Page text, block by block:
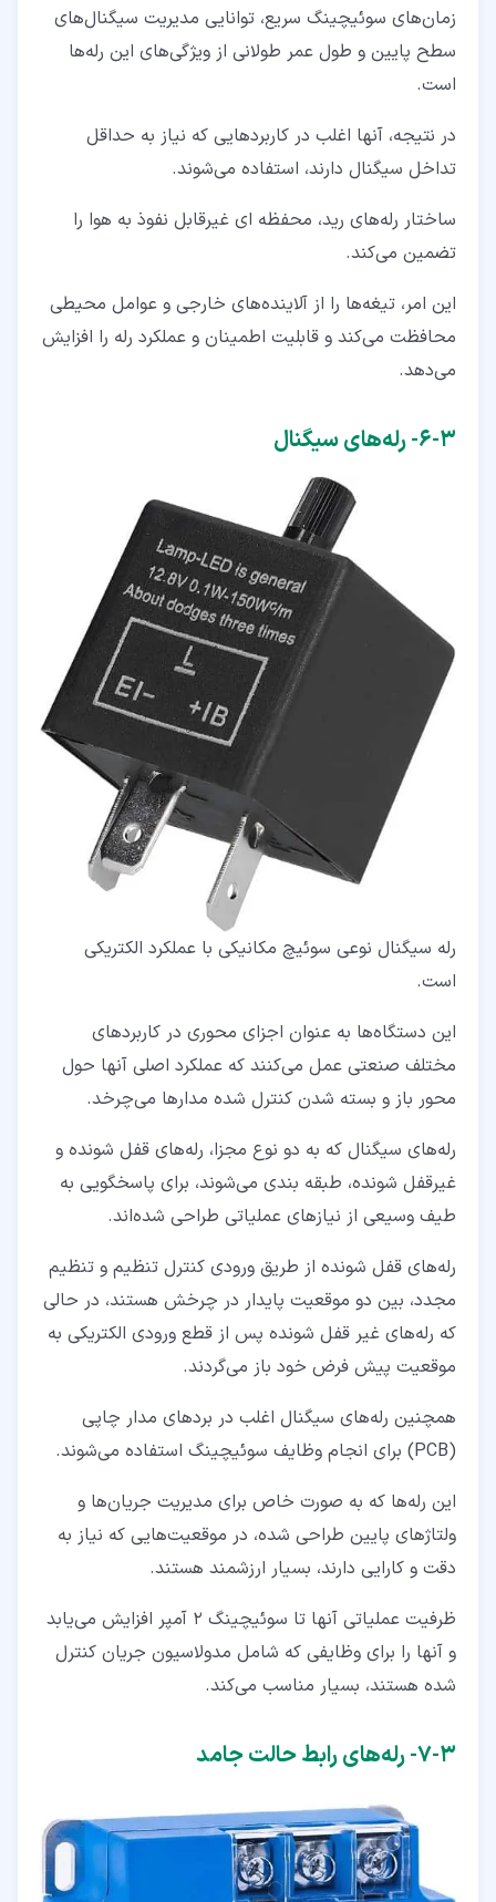
زمان‌های سوئیچینگ سریع، توانایی مدیریت سیگنال‌های
سطح پایین و طول عمر طولانی از ویژگی‌های این رله‌ها
است.
در نتیجه، آنها اغلب در کاربردهایی که نیاز به حداقل
تداخل سیگنال دارند، استفاده می‌شوند.
ساختار رله‌های رید، محفظه ‌ای غیرقابل نفوذ به هوا را
تضمین می‌کند.
این امر، تیغه‌ها را از آلاینده‌های خارجی و عوامل محیطی
محافظت می‌کند و قابلیت اطمینان و عملکرد رله را افزایش
می‌دهد.
۳‏-‏۶‏- رله‌های سیگنال
رله سیگنال نوعی سوئیچ مکانیکی با عملکرد الکتریکی
است.
این دستگاه‌ها به عنوان اجزای محوری در کاربردهای
مختلف صنعتی عمل می‌کنند که عملکرد اصلی آنها حول
محور باز و بسته شدن کنترل شده مدارها می‌چرخد.
رله‌های سیگنال که به دو نوع مجزا، رله‌های قفل ‌شونده و
غیرقفل‌ شونده، طبقه‌ بندی می‌شوند، برای پاسخگویی به
طیف وسیعی از نیازهای عملیاتی طراحی شده‌اند.
رله‌های قفل‌ شونده از طریق ورودی کنترل تنظیم و تنظیم
مجدد، بین دو موقعیت پایدار در چرخش هستند، در حالی
که رله‌های غیر قفل‌ شونده پس از قطع ورودی الکتریکی به
موقعیت پیش ‌فرض خود باز می‌گردند.
همچنین رله‌های سیگنال اغلب در بردهای مدار چاپی
(PCB) برای انجام وظایف سوئیچینگ استفاده می‌شوند.
این رله‌ها که به صورت خاص برای مدیریت جریان‌ها و
ولتاژهای پایین طراحی شده‌، در موقعیت‌هایی که نیاز به
دقت و کارایی دارند، بسیار ارزشمند هستند.
ظرفیت عملیاتی آنها تا سوئیچینگ 2 آمپر افزایش می‌یابد
و آنها را برای وظایفی که شامل مدولاسیون جریان کنترل
شده هستند، بسیار مناسب می‌کند.
۳‏-‏۷‏- رله‌های رابط حالت جامد